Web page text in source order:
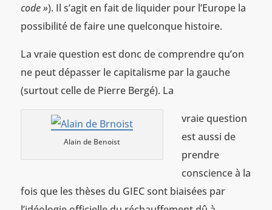
code »). Il s’agit en fait de liquider pour l’Europe la
possibilité de faire une quelconque histoire.
La vraie question est donc de comprendre qu’on
ne peut dépasser le capitalisme par la gauche
(surtout celle de Pierre Bergé). La
Alain de Benoist
vraie question
est aussi de
prendre
conscience à la
fois que les thèses du GIEC sont biaisées par